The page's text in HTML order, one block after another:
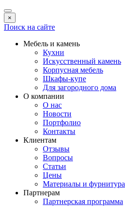
×
Поиск на сайте
Мебель и камень
Кухни
Искусственный камень
Корпусная мебель
Шкафы-купе
Для загородного дома
О компании
О нас
Новости
Портфолио
Контакты
Клиентам
Отзывы
Вопросы
Статьи
Цены
Материалы и фурнитура
Партнерам
Партнерская программа